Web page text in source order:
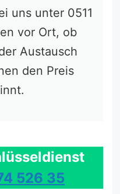
uns unter 0511
vor Ort, ob
Austausch
den Preis
526 35